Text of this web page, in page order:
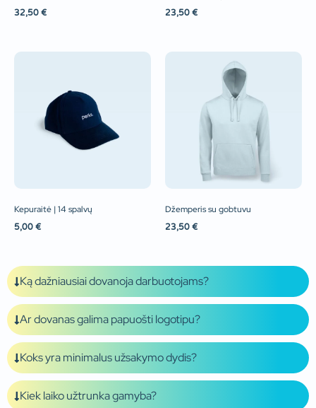
32,50 € 23,50 €
Kepuraitė | 14 spalvų
5,00 €
Džemperis su gobtuvu
23,50 €
Ką dažniausiai dovanoja darbuotojams?
Ar dovanas galima papuošti logotipu?
Koks yra minimalus užsakymo dydis?
Kiek laiko užtrunka gamyba?